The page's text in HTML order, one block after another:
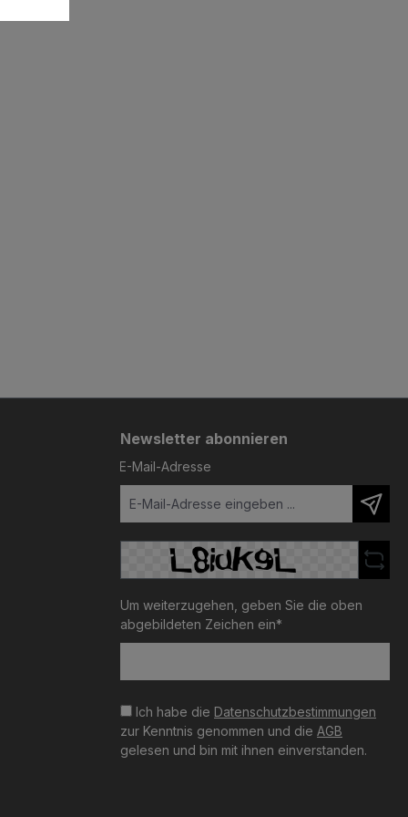
Newsletter abonnieren
E-Mail-Adresse
Um weiterzugehen, geben Sie die oben
abgebildeten Zeichen ein*
Ich habe die Datenschutzbestimmungen
zur Kenntnis genommen und die AGB
gelesen und bin mit ihnen einverstanden.